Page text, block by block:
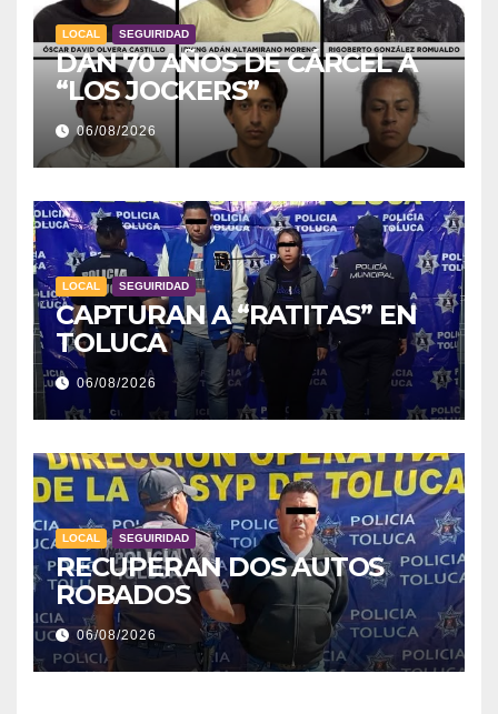
LOCAL SEGUIRIDAD
DAN 70 AÑOS DE CÁRCEL A
“LOS JOCKERS”
06/08/2026
LOCAL SEGUIRIDAD
CAPTURAN A “RATITAS” EN
TOLUCA
06/08/2026
LOCAL SEGUIRIDAD
RECUPERAN DOS AUTOS
ROBADOS
06/08/2026